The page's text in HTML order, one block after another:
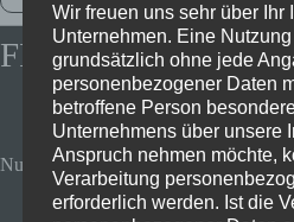
FIFA 22 für 24€
Nur bis zum 13.12.2021
Wir freuen uns sehr über Ihr
Unternehmen. Eine
grundsätzlich ohne jede
personenbezogener Daten
betroffene Person
Unternehmens über unsere
Anspruch nehmen möchte,
Verarbeitung
erforderlich werden. Ist die